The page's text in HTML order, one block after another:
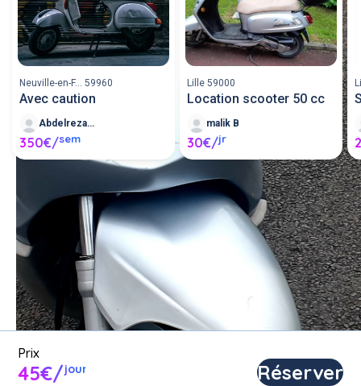
Réserver
Prix
45€/jour
Neuville-en-F... 59960
Avec caution
Abdelrezak B
350€/sem
Lille 59000
Location scooter 50 cc
malik B
30€/jr
Louer un scooter entre
particuliers ou proposer un
scooter en location.
Poster une annonce